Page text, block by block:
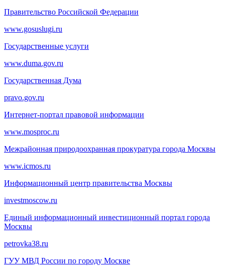
Правительство Российской Федерации
www.gosuslugi.ru
Государственные услуги
www.duma.gov.ru
Государственная Дума
pravo.gov.ru
Интернет-портал правовой информации
www.mosproc.ru
Межрайонная природоохранная прокуратура города Москвы
www.icmos.ru
Информационный центр правительства Москвы
investmoscow.ru
Единый информационный инвестиционный портал города
Москвы
petrovka38.ru
ГУУ МВД России по городу Москве